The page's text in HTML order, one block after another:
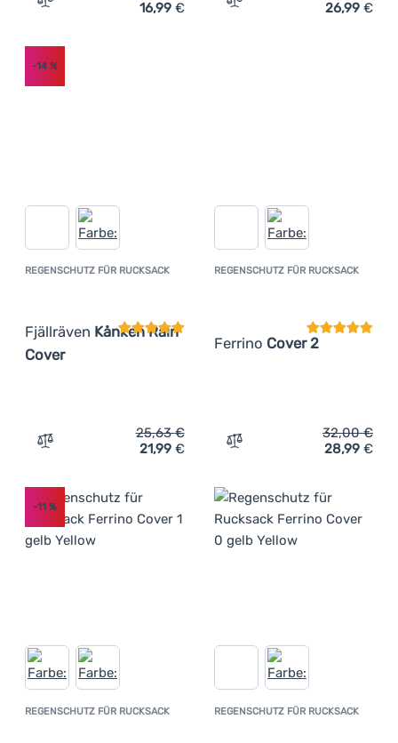
Zum Vergleich 'Regenschutz für Rucksack Lowe Alpine
16,99 € Zum Vergleich26,99 €
REGENSCHUTZ FÜR RUCKSACK
Fjällräven Kånken Rain
Cover
Kundenbewertung
-14 %
Zum Vergleich 'Regenschutz für Rucksack Fjällräven
25,63€
21,99 €
REGENSCHUTZ FÜR RUCKSACK
Ferrino Cover 2
Zum Vergleich
32,00€
28,99 €
REGENSCHUTZ FÜR RUCKSACKKundenbewertung
-11 %
REGENSCHUTZ FÜR RUCKSACK